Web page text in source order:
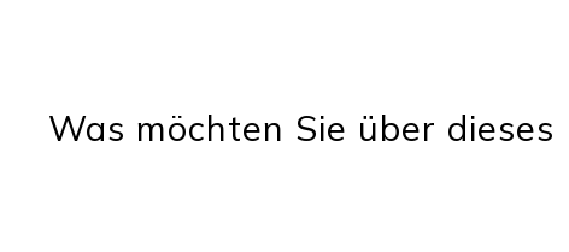
Was möchten Sie über